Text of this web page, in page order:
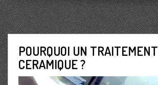
POURQUOI UN TRAITEMENT
CERAMIQUE ?
Lecteur